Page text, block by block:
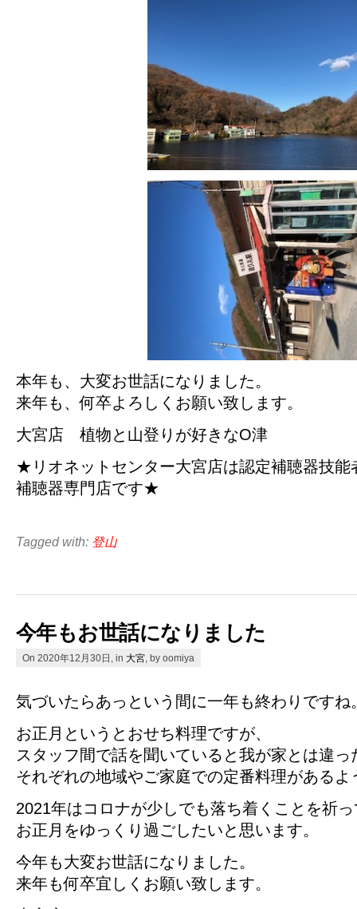
本年も、大変お世話になりました。
来年も、何卒よろしくお願い致します。
大宮店 植物と山登りが好きなO津
★リオネットセンター大宮店は認定補聴器技能
補聴器専門店です★
Tagged with: 登山
今年もお世話になりました
On 2020年12月30日, in 大宮 , by oomiya
気づいたらあっという間に一年も終わりですね
お正月というとおせち料理ですが、
スタッフ間で話を聞いていると我が家とは違っ
それぞれの地域やご家庭での定番料理があるよ
2021年はコロナが少しでも落ち着くことを祈っ
お正月をゆっくり過ごしたいと思います。
今年も大変お世話になりました。
来年も何卒宜しくお願い致します。